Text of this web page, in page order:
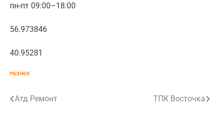
пн-пт 09:00–18:00
56.973846
40.95281
РАЗНОЕ
Навигация
Атд Ремонт ТПК Восточка